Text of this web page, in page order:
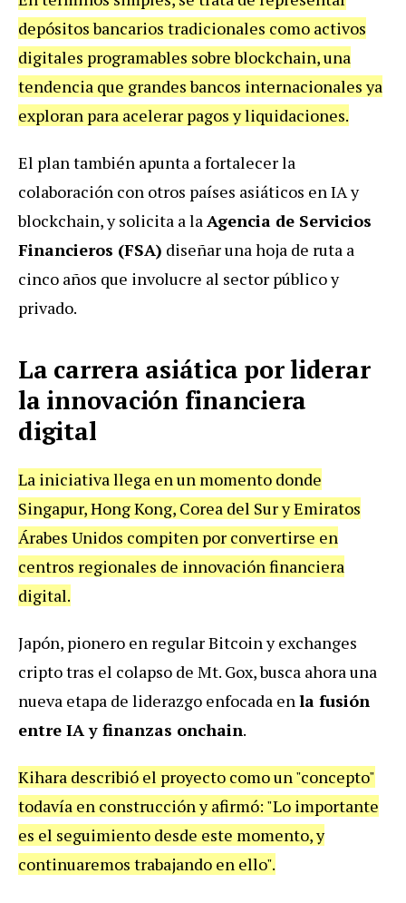
depósitos bancarios tradicionales como activos
digitales programables sobre blockchain, una
tendencia que grandes bancos internacionales ya
exploran para acelerar pagos y liquidaciones.
El plan también apunta a fortalecer la
colaboración con otros países asiáticos en IA y
blockchain, y solicita a laAgencia de Servicios
Financieros (FSA) diseñar una hoja de ruta a
cinco años que involucre al sector público y
privado.
La carrera asiática por liderar
la innovación financiera
digital
La iniciativa llega en un momento donde
Singapur, Hong Kong, Corea del Sur y Emiratos
Árabes Unidos compiten por convertirse en
centros regionales de innovación financiera
digital.
Japón, pionero en regular Bitcoin y exchanges
cripto tras el colapso de Mt. Gox, busca ahora una
nueva etapa de liderazgo enfocada enla fusión
entre IA y finanzas onchain.
Kihara describió el proyecto como un "concepto"
todavía en construcción y afirmó: "Lo importante
es el seguimiento desde este momento, y
continuaremos trabajando en ello".